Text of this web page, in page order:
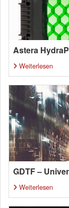
Astera
Weiterlesen
GDTF –
Weiterlesen